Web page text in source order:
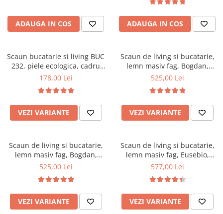
Saltele Memory
Saltele 140x200
Saltele 180x200
Top saltele
Top saltele 5 cm
Top saltele 10 cm
Top saltele memory 5 cm
Saltele ieftine
Saltele cu plasa de arcuri
Scaune ergonomice
Birouri
Scaune pentru birou
Scaune pentru vizitatori
Mobilier bucatarie
Scaune pentru bucatarie
Mobila bucatarie
Seturi mese si scaune bucatarie
Mobilier hol
Mobila hol
Suporturi si rafturi pantofi
ADAUGA IN COS
100 kg, alb
ADAUGA IN COS
Scaun bucatarie si living BUC
232, piele ecologica, cadru
lemn, 110 kg
178,00 Lei
VEZI VARIANTE
Scaun de living si bucatarie,
lemn masiv fag, Bogdan,
tapitat cu stofa, 120 kg,
525,00 Lei
VEZI VARIANTE
Scaun de living si bucatarie,
lemn masiv fag, Bogdan,
sezut tapitat cu piele
88,5x46x42cm, Wenge
525,00 Lei
VEZI VARIANTE
Scaun de living si bucatarie,
lemn masiv fag, Eusebio,
tapitat cu stofa, 120 kg,
577,00 Lei
VEZI VARIANTE